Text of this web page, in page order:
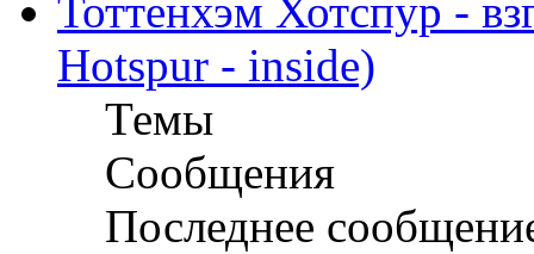
Тоттенхэм Хотспур -
Hotspur - inside)
Темы
Сообщения
Последнее